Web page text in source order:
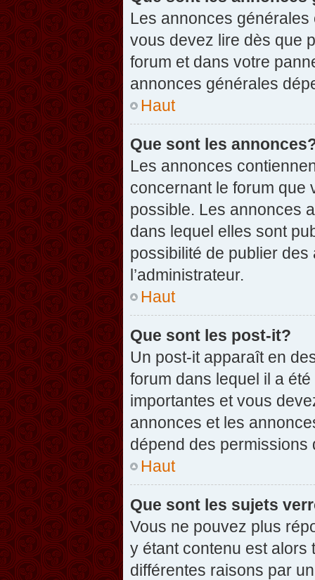
Les annonces
vous devez lire dès que
forum et dans votre
annonces générales
Haut
Que sont les
Les annonces
concernant le forum que
possible. Les annonces
dans lequel elles sont
possibilité de publier
l’administrateur.
Haut
Que sont les post-it?
Un post-it apparaît en
forum dans lequel il a
importantes et vous
annonces et les
dépend des permissions
Haut
Que sont les sujets
Vous ne pouvez plus
y étant contenu est alors
différentes raisons par